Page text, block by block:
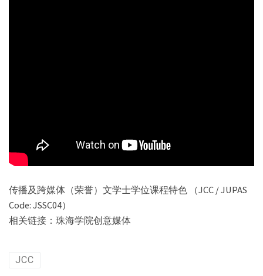
传播及跨媒体（荣誉）文学士学位课程特色 （JCC / JUPAS
Code: JSSC04）
相关链接：珠海学院创意媒体
JCC